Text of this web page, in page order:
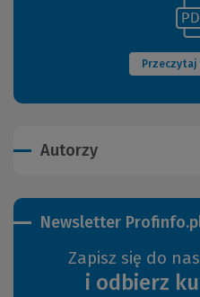
Autorzy
Newsletter
Zapisz się do
i odbierz